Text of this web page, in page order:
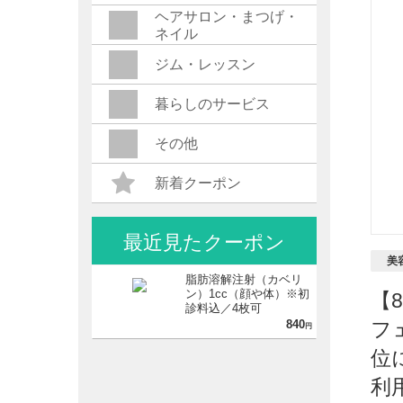
美
フ
位
利
ヘアサロン・まつげ・
ネイル
ジム・レッスン
暮らしのサービス
その他
新着クーポン
最近見たクーポン
脂肪溶解注射（カベリ
ン）1cc（顔や体）※初
診料込／4枚可
840円